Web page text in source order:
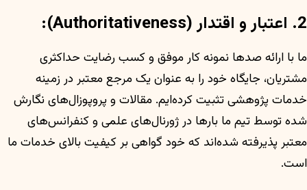
2. اعتبار و اقتدار (Authoritativeness):
ما با ارائه صدها نمونه کار موفق و کسب رضایت حداکثری
مشتریان، جایگاه خود را به عنوان یک مرجع معتبر در زمینه
خدمات پژوهشی تثبیت کرده‌ایم. مقالات و پروپوزال‌های نگارش
شده توسط تیم ما بارها در ژورنال‌های علمی و کنفرانس‌های
معتبر پذیرفته شده‌اند که خود گواهی بر کیفیت بالای خدمات ما
است.